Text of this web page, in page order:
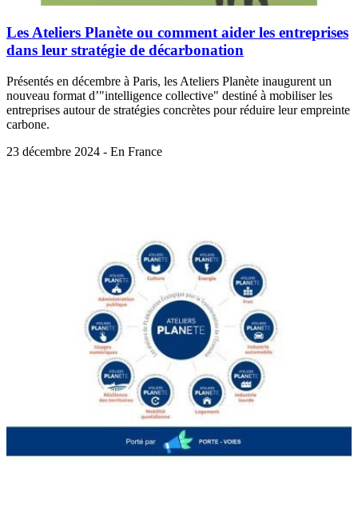
Les Ateliers Planète ou comment aider les entreprises
dans leur stratégie de décarbonation
Présentés en décembre à Paris, les Ateliers Planète inaugurent un
nouveau format d’"intelligence collective" destiné à mobiliser les
entreprises autour de stratégies concrètes pour réduire leur empreinte
carbone.
23 décembre 2024 - En France